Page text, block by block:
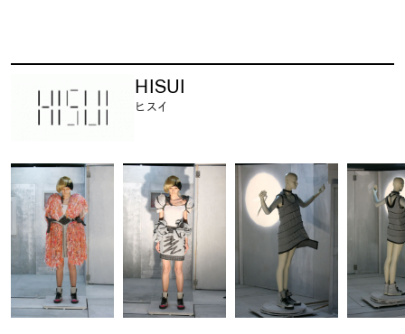
HISUI
ヒスイ